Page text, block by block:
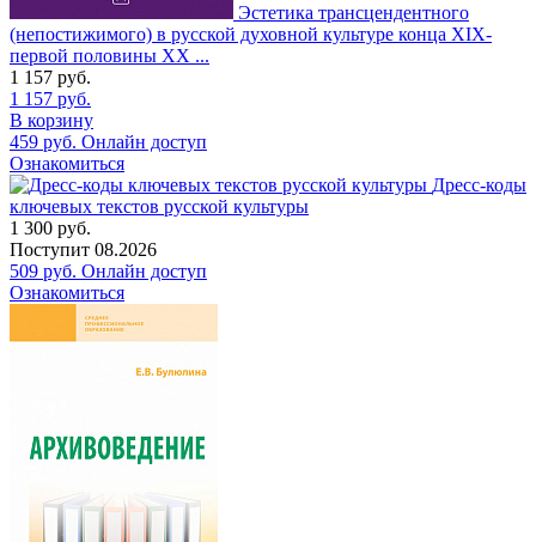
Эстетика трансцендентного
(непостижимого) в русской духовной культуре конца XIX-
первой половины XX ...
1 157 руб.
1 157 руб.
В корзину
459 руб. Онлайн доступ
Ознакомиться
Дресс-коды
ключевых текстов русской культуры
1 300 руб.
Поступит 08.2026
509 руб. Онлайн доступ
Ознакомиться